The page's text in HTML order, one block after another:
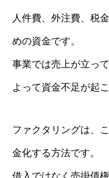
人件費、外注費、税
めの資金です。
事業では売上が立っ
よって資金不足が起
ファクタリングは、
金化する方法です。
借入ではなく売掛債